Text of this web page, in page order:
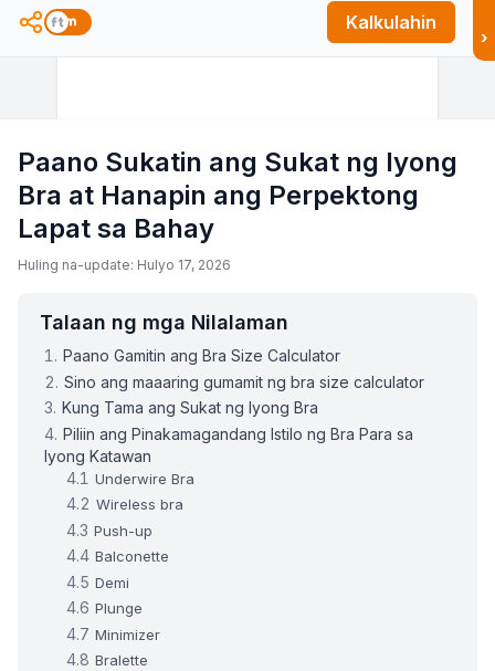
Kalkulahin
›
Paano Sukatin ang Sukat ng Iyong
Bra at Hanapin ang Perpektong
Lapat sa Bahay
Huling na-update: Hulyo 17, 2026
Talaan ng mga Nilalaman
Paano Gamitin ang Bra Size Calculator
Sino ang maaaring gumamit ng bra size calculator
Kung Tama ang Sukat ng Iyong Bra
Piliin ang Pinakamagandang Istilo ng Bra Para sa
Iyong Katawan
Underwire Bra
Wireless bra
Push-up
Balconette
Demi
Plunge
Minimizer
Bralette